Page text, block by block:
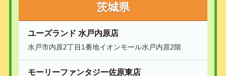
茨城県
ユーズランド 水戸内原店
水戸市内原2丁目1番地イオンモール水戸内原2階
モーリーファンタジー佐原東店